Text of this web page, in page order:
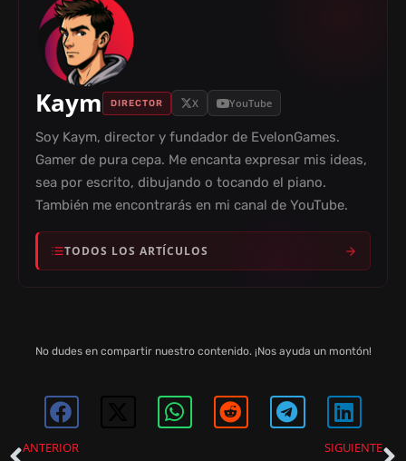
Kaym DIRECTOR X YouTube
Soy Kaym, director y fundador de EvelonGames.
Gamer de pura cepa. Me encanta expresar mis ideas,
sea por escrito, dibujando o tocando el piano.
También me encontrarás en mi canal de YouTube.
TODOS LOS ARTÍCULOS
No dudes en compartir nuestro contenido. ¡Nos ayuda un montón!
ANTERIOR SIGUIENTE